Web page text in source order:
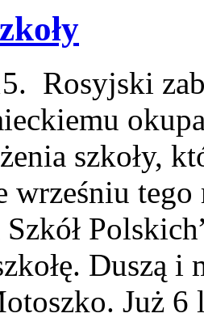
Rosyjski
szkoły,
tego
Duszą
Już